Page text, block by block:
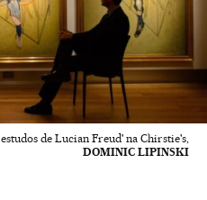
de Lucian Freud' na Chirstie's,
DOMINIC LIPINSKI